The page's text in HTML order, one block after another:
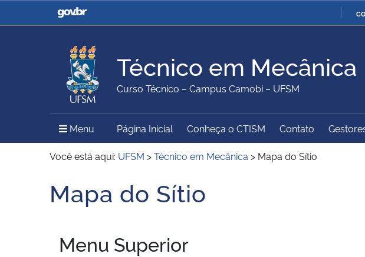
Casa Civil
Ministério da Justiça e
Ministério da Defesa
Ministério da Agricultura,
Pecuária e Abastecimento
Ministério da Educação Ministério da Cidadania
Ministério do Meio Ambiente Ministério do Turismo
Ministério do
Desenvolvimento
Secretaria de Governo
Gabinete de Segurança
Técnico em Mecânica
Curso Técnico – Campus Camobi – UFSM
Menu Menu Principal do Sítio
Página Inicial Conheça o CTISM Contato
Você está aqui: UFSM >Técnico em Mecânica > Mapa do Sítio
Início do conteúdo
Mapa do Sítio
Menu Superior